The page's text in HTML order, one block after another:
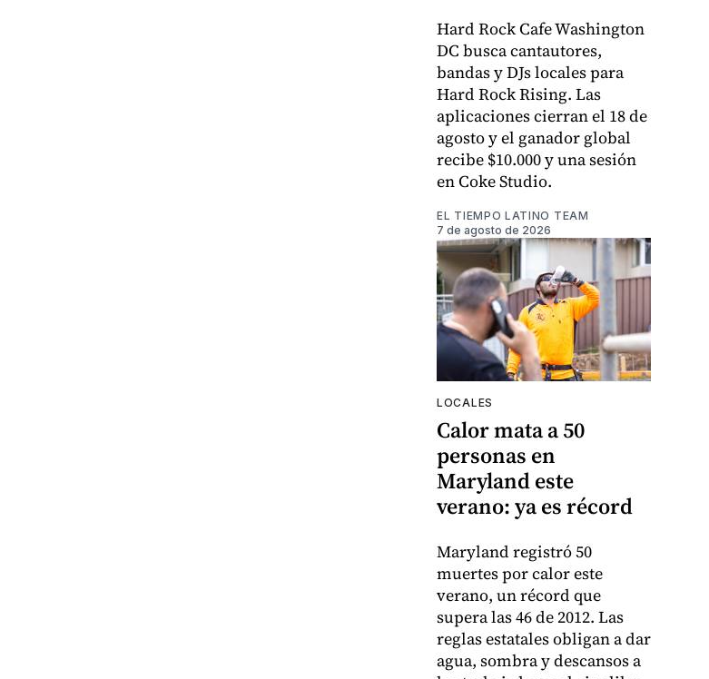
Hard Rock Cafe Washington
DC busca cantautores,
bandas y DJs locales para
Hard Rock Rising. Las
aplicaciones cierran el 18 de
agosto y el ganador global
recibe $10.000 y una sesión
en Coke Studio.
EL TIEMPO LATINO TEAM
7 de agosto de 2026
LOCALES
Calor mata a 50
personas en
Maryland este
verano: ya es récord
Maryland registró 50
muertes por calor este
verano, un récord que
supera las 46 de 2012. Las
reglas estatales obligan a dar
agua, sombra y descansos a